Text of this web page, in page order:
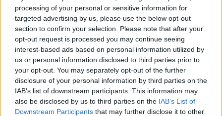
processing of your personal or sensitive information for
targeted advertising by us, please use the below opt-out
section to confirm your selection. Please note that after your
opt-out request is processed you may continue seeing
interest-based ads based on personal information utilized by
us or personal information disclosed to third parties prior to
your opt-out. You may separately opt-out of the further
disclosure of your personal information by third parties on the
IAB’s list of downstream participants. This information may
also be disclosed by us to third parties on the IAB’s List of
Downstream Participants that may further disclose it to other
Cipro, un ponte dove si mischiano le culture
Una vigilia di Natale per un nuovo Rais
La questione israelo-palestinese ignorata dal G20
Erdogan continua a sfidare l'Occidente
Libano, collasso economico e guerra civile
Johnson, da Trump a Biden alla Brexit
L'AUKUS e il Quad
Biden, primo presidente USA non in guerra
Papa Bergoglio vedrà Viktor Orbán
Bennet, un giorno in attesa di Biden
Il ritorno dei talebani